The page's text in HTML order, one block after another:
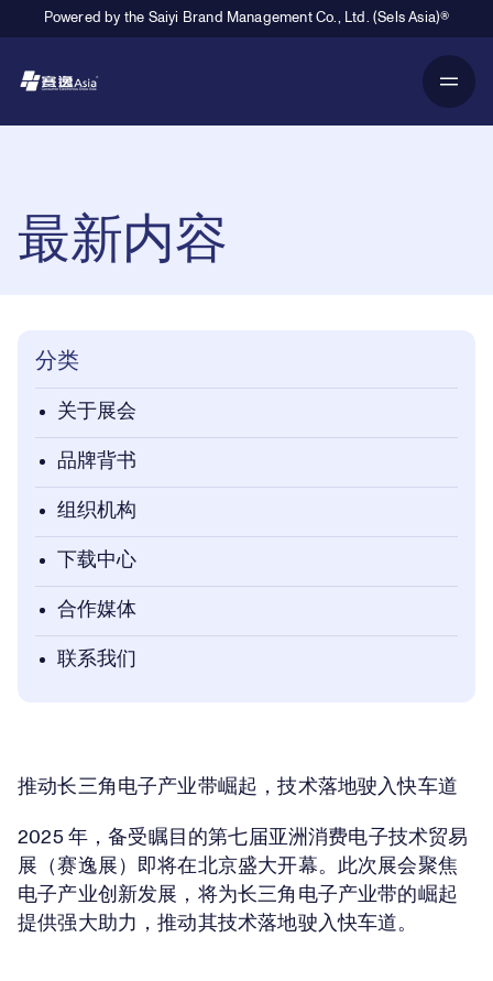
Powered by the Saiyi Brand Management Co., Ltd. (Sels Asia)®
最新内容
分类
关于展会
品牌背书
组织机构
下载中心
合作媒体
联系我们
推动长三角电子产业带崛起，技术落地驶入快车道
2025 年，备受瞩目的第七届亚洲消费电子技术贸易
展（赛逸展）即将在北京盛大开幕。此次展会聚焦
电子产业创新发展，将为长三角电子产业带的崛起
提供强大助力，推动其技术落地驶入快车道。